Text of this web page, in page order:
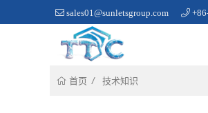
sales01@sunletsgroup.com
首页 技术知识